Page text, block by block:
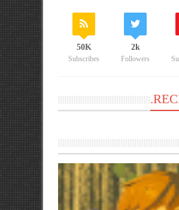
2k
Followers
50K
Subscribes